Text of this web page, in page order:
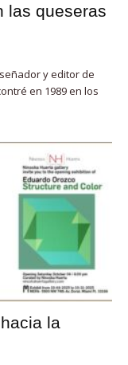
las queseras
y editor de
en 1989 en los
la